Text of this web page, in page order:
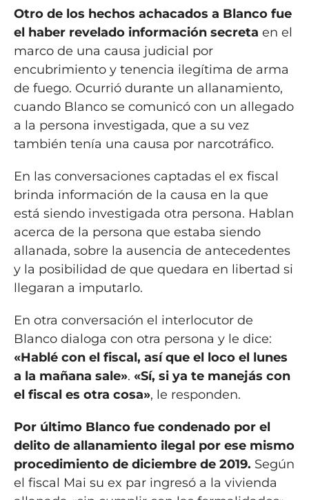
Otro de los hechos achacados a Blanco fue
el haber revelado información secreta en el
marco de una causa judicial por
encubrimiento y tenencia ilegítima de arma
de fuego. Ocurrió durante un allanamiento,
cuando Blanco se comunicó con un allegado
a la persona investigada, que a su vez
también tenía una causa por narcotráfico.
En las conversaciones captadas el ex fiscal
brinda información de la causa en la que
está siendo investigada otra persona. Hablan
acerca de la persona que estaba siendo
allanada, sobre la ausencia de antecedentes
y la posibilidad de que quedara en libertad si
llegaran a imputarlo.
En otra conversación el interlocutor de
Blanco dialoga con otra persona y le dice:
«Hablé con el fiscal, así que el loco el lunes
a la mañana sale». «Sí, si ya te manejás con
el fiscal es otra cosa», le responden.
Por último Blanco fue condenado por el
delito de allanamiento ilegal por ese mismo
procedimiento de diciembre de 2019. Según
el fiscal Mai su ex par ingresó a la vivienda